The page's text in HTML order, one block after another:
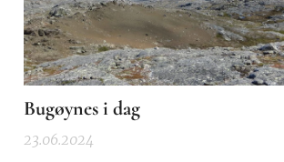
Bugøynes i dag
23.06.2024